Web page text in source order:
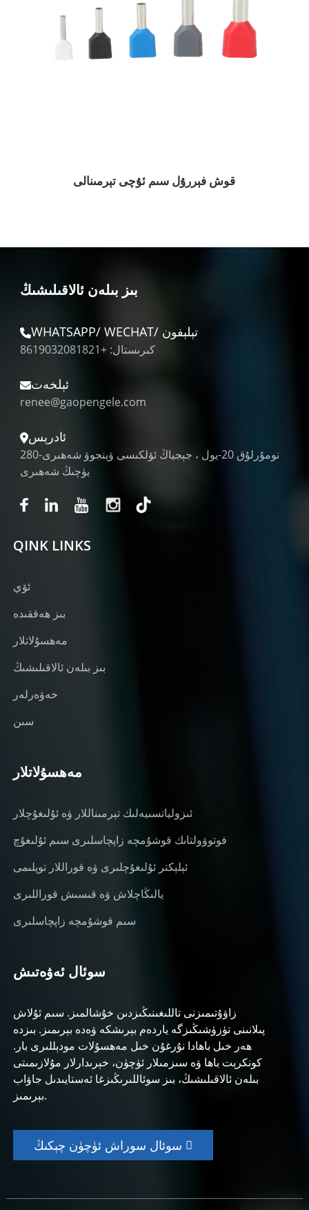
قوش فېررۇل سىم ئۇچى تېرمىنالى
بىز بىلەن ئالاقىلىشىڭ
WHATSAPP/ WECHAT/ تېلېفون
كىرىستال: +8619032081821
ئېلخەت
renee@gaopengele.com
ئادرېس
280-نومۇرلۇق 20-يول ، جېجياڭ ئۆلكىسى ۋېنجوۋ شەھىرى
يۈچىڭ شەھىرى
QINK LINKS
ئۆي
بىز ھەققىدە
مەھسۇلاتلار
بىز بىلەن ئالاقىلىشىڭ
خەۋەرلەر
سىن
مەھسۇلاتلار
ئىزولياتسىيەلىك تېرمىناللار ۋە ئۇلىغۇچلار
فوتوۋولتاىك قوشۇمچە زاپچاسلىرى سىم ئۇلىغۇچ
ئېلېكتر ئۇلىغۇچلىرى ۋە قوراللار توپلىمى
يالىڭاچلاش ۋە قىسىش قوراللىرى
سىم قوشۇمچە زاپچاسلىرى
سوئال ئەۋەتىش
زاۋۇتىمىزنى تاللىغىنىڭىزدىن خۇشالمىز. سىم ئۇلاش
پىلانىنى تۈزۈشىڭىزگە ياردەم بېرىشكە ۋەدە بېرىمىز. بىزدە
ھەر خىل باھادا نۇرغۇن خىل مەھسۇلات مودېللىرى بار.
كونكرېت باھا ۋە سىزمىلار ئۈچۈن، خېرىدارلار مۇلازىمىتى
بىلەن ئالاقىلىشىڭ، بىز سوئاللىرىڭىزغا ئەستايىدىل جاۋاب
بېرىمىز.
سوئال سوراش ئۈچۈن چېكىڭ